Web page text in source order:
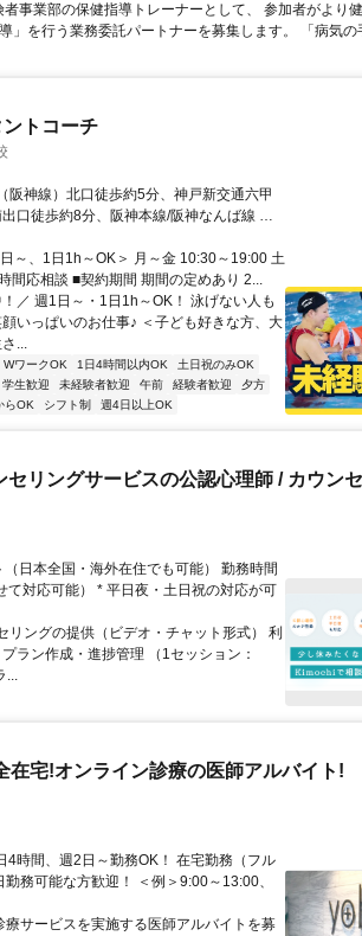
事業部の保健指導トレーナーとして、 参加者がより
」を行う業務委託パートナーを募集します。 「病気の
トコーチ
阪神線）北口徒歩約5分、神戸新交通六甲
口徒歩約8分、阪神本線/阪神なんば線 住
歩約10分
～、1日1h～OK＞ 月～金 10:30～19:00 土
応相談 ■契約期間 期間の定めあり 2...
／ 週1日～・1日1h～OK！ 泳げない人も
いっぱいのお仕事♪ ＜子ども好きな方、大
...
WワークOK 1日4時間以内OK
土日祝のみOK
学生歓迎 未経験者歓迎 午前 経験者歓迎
夕方
らOK シフト制 週4日以上OK
リングサービスの公認心理師 / カウン
日本全国・海外在住でも可能） 勤務時間
対応可能） * 平日夜・土日祝の対応が可
ングの提供（ビデオ・チャット形式） 利
ラン作成・進捗管理 （1セッション：
...
在宅!オンライン診療の医師アルバイト!
時間、週2日～勤務OK！ 在宅勤務（フル
務可能な方歓迎！ ＜例＞9:00～13:00、
サービスを実施する医師アルバイトを募